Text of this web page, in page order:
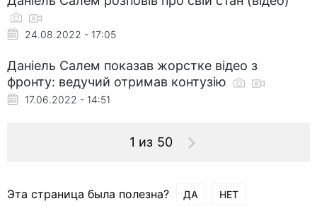
24.08.2022 - 17:05
Даніель Салем показав жорстке відео з
фронту: ведучий отримав контузію
17.06.2022 - 14:51
1 из 50
Эта страница была полезна? ДА НЕТ